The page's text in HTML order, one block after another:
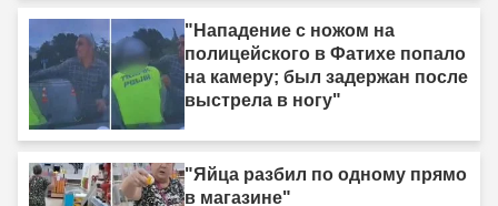
"Нападение с ножом на
полицейского в Фатихе попало
на камеру; был задержан после
выстрела в ногу"
"Яйца разбил по одному прямо
в магазине"